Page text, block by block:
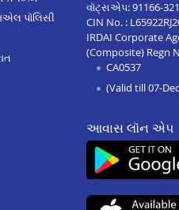
પૉલિસી
વૉટ્સએપ:91166-
CIN No. :
IRDAI Corporate
(Composite) Regn
CA0537
(Valid till 07-
આવાસ લૉન એપ